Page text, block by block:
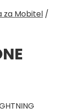
za Mobitel /